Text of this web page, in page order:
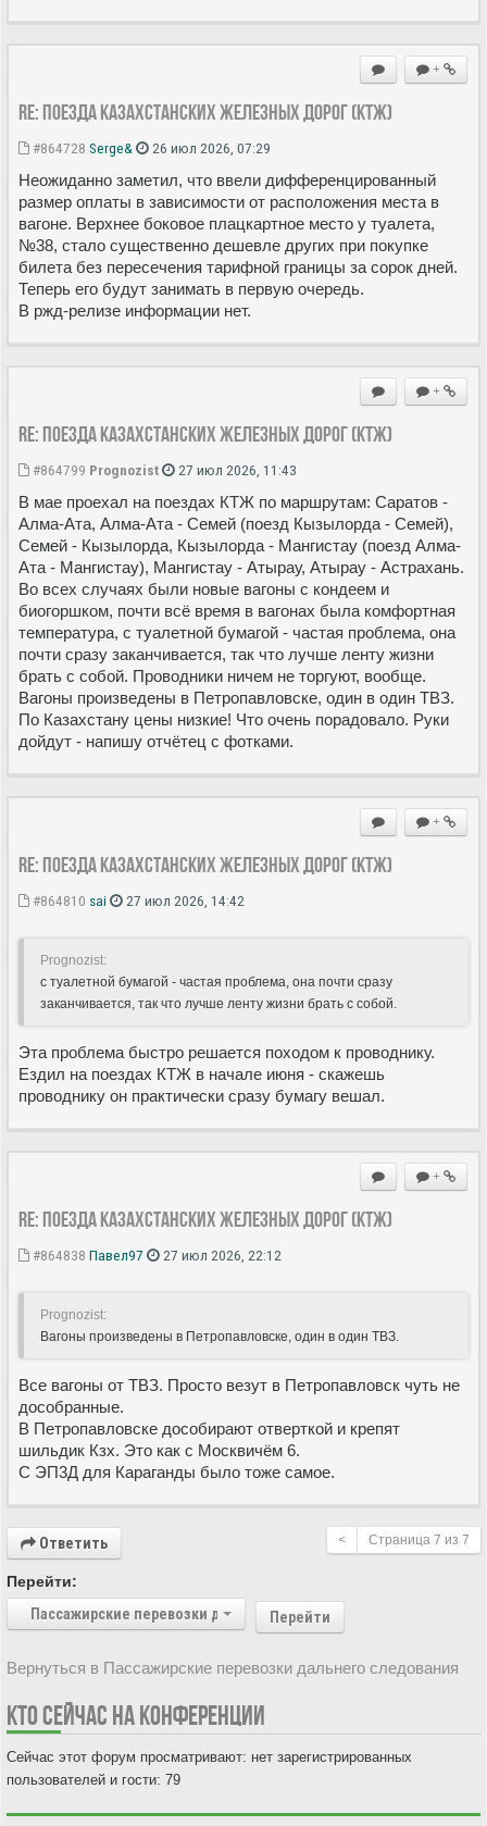
+
Re: Поезда Казахстанских железных дорог (КТЖ)
#864728 Serge& 26 июл 2026, 07:29
Неожиданно заметил, что ввели дифференцированный
размер оплаты в зависимости от расположения места в
вагоне. Верхнее боковое плацкартное место у туалета,
№38, стало существенно дешевле других при покупке
билета без пересечения тарифной границы за сорок дней.
Теперь его будут занимать в первую очередь.
В ржд-релизе информации нет.
+
Re: Поезда Казахстанских железных дорог (КТЖ)
#864799 Prognozist 27 июл 2026, 11:43
В мае проехал на поездах КТЖ по маршрутам: Саратов -
Алма-Ата, Алма-Ата - Семей (поезд Кызылорда - Семей),
Семей - Кызылорда, Кызылорда - Мангистау (поезд Алма-
Ата - Мангистау), Мангистау - Атырау, Атырау - Астрахань.
Во всех случаях были новые вагоны с кондеем и
биогоршком, почти всё время в вагонах была комфортная
температура, с туалетной бумагой - частая проблема, она
почти сразу заканчивается, так что лучше ленту жизни
брать с собой. Проводники ничем не торгуют, вообще.
Вагоны произведены в Петропавловске, один в один ТВЗ.
По Казахстану цены низкие! Что очень порадовало. Руки
дойдут - напишу отчётец с фотками.
+
Re: Поезда Казахстанских железных дорог (КТЖ)
#864810 sai 27 июл 2026, 14:42
Prognozist:
с туалетной бумагой - частая проблема, она почти сразу
заканчивается, так что лучше ленту жизни брать с собой.
Эта проблема быстро решается походом к проводнику.
Ездил на поездах КТЖ в начале июня - скажешь
проводнику он практически сразу бумагу вешал.
+
Re: Поезда Казахстанских железных дорог (КТЖ)
#864838 Павел97 27 июл 2026, 22:12
Prognozist:
Вагоны произведены в Петропавловске, один в один ТВЗ.
Все вагоны от ТВЗ. Просто везут в Петропавловск чуть не
дособранные.
В Петропавловске дособирают отверткой и крепят
шильдик Кзх. Это как с Москвичëм 6.
С ЭП3Д для Караганды было тоже самое.
Ответить < Страница 7 из 7
Перейти:
Пассажирские перевозки дальнего следования
Перейти
Вернуться в Пассажирские перевозки дальнего следования
КТО СЕЙЧАС НА КОНФЕРЕНЦИИ
Сейчас этот форум просматривают: нет зарегистрированных
пользователей и гости: 79